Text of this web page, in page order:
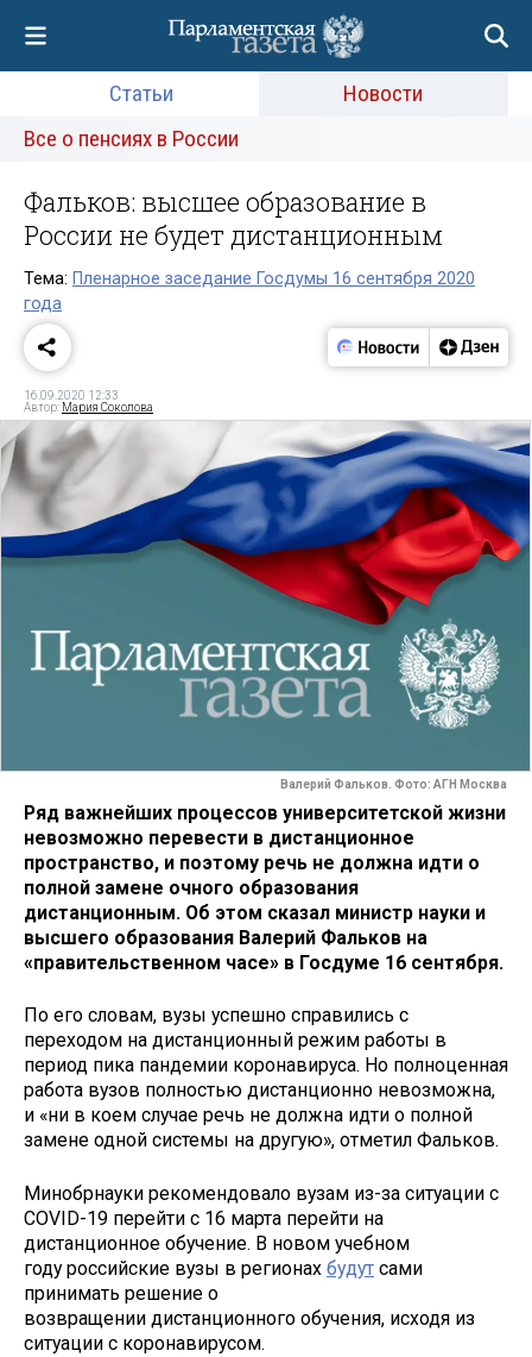
Статьи
Новости
Все о пенсиях в России
Фальков: высшее образование в
России не будет дистанционным
Тема: Пленарное заседание Госдумы 16 сентября 2020
года
16.09.2020 12:33
Автор: Мария Соколова
Валерий Фальков. Фото: АГН Москва
Ряд важнейших процессов университетской жизни
невозможно перевести в дистанционное
пространство, и поэтому речь не должна идти о
полной замене очного образования
дистанционным. Об этом сказал министр науки и
высшего образования Валерий Фальков на
«правительственном часе» в Госдуме 16 сентября.
По его словам, вузы успешно справились с
переходом на дистанционный режим работы в
период пика пандемии коронавируса. Но полноценная
работа вузов полностью дистанционно невозможна,
и «ни в коем случае речь не должна идти о полной
замене одной системы на другую», отметил Фальков.
Минобрнауки рекомендовало вузам из-за ситуации с
COVID-19 перейти с 16 марта перейти на
дистанционное обучение. В новом учебном
году российские вузы в регионах будут сами
принимать решение о
возвращении дистанционного обучения, исходя из
ситуации с коронавирусом.